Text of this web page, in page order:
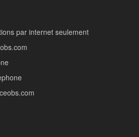
par internet seulement